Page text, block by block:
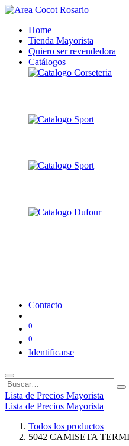
Home
Tienda Mayorista
Quiero ser revendedora
Catálogos
Contacto
0
0
Identificarse
Lista de Precios Mayorista
Lista de Precios Mayorista
Todos los productos
5042 CAMISETA